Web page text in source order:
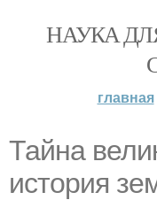
НАУКА
главная
Тайна
история